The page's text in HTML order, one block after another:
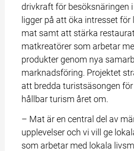
drivkraft för besöksnäringen
ligger på att öka intresset för
mat samt att stärka
matkreatörer som arbetar
produkter genom nya
marknadsföring. Projektet
att bredda turistsäsongen
hållbar turism året om.
– Mat är en central del av
upplevelser och vi vill ge
som arbetar med lokala